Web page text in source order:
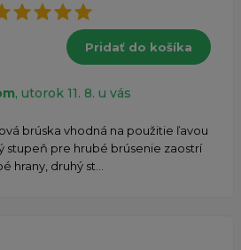
Pridať do košíka
, utorok 11. 8. u vás
brúska vhodná na použitie ľavou
stupeň pre hrubé brúsenie zaostrí
hrany, druhý st...